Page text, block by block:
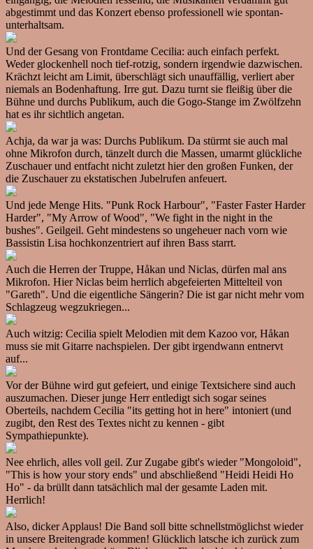
abgestimmt und das Konzert ebenso professionell wie spontan-
unterhaltsam.
Und der Gesang von Frontdame Cecilia: auch einfach perfekt.
Weder glockenhell noch tief-rotzig, sondern irgendwie dazwischen.
Krächzt leicht am Limit, überschlägt sich unauffällig, verliert aber
niemals an Bodenhaftung. Irre gut. Dazu turnt sie fleißig über die
Bühne und durchs Publikum, auch die Gogo-Stange im Zwölfzehn
hat es ihr sichtlich angetan.
Achja, da war ja was: Durchs Publikum. Da stürmt sie auch mal
ohne Mikrofon durch, tänzelt durch die Massen, umarmt glückliche
Zuschauer und entfacht nicht zuletzt hier den großen Funken, der
die Zuschauer zu ekstatischen Jubelrufen anfeuert.
Und jede Menge Hits. "Punk Rock Harbour", "Faster Faster Harder
Harder", "My Arrow of Wood", "We fight in the night in the
bushes". Geilgeil. Geht mindestens so ungeheuer nach vorn wie
Bassistin Lisa hochkonzentriert auf ihren Bass starrt.
Auch die Herren der Truppe, Håkan und Niclas, dürfen mal ans
Mikrofon. Hier Niclas beim herrlich abgefeierten Mittelteil von
"Gareth". Und die eigentliche Sängerin? Die ist gar nicht mehr vom
Schlagzeug wegzukriegen...
Auch witzig: Cecilia spielt Melodien mit dem Kazoo vor, Håkan
muss sie mit Gitarre nachspielen. Der gibt irgendwann entnervt
auf...
Vor der Bühne wird gut gefeiert, und einige Textsichere sind auch
auszumachen. Dieser junge Herr entledigt sich sogar seines
Oberteils, nachdem Cecilia "its getting hot in here" intoniert (und
zugibt, den Rest des Textes nicht zu kennen - gibt
Sympathiepunkte).
Nee ehrlich, alles voll geil. Zur Zugabe gibt's wieder "Mongoloid",
"This is how your story ends" und abschließend "Heidi Heidi Ho
Ho" - da brüllt dann tatsächlich mal der gesamte Laden mit.
Herrlich!
Also, dicker Applaus! Die Band soll bitte schnellstmöglichst wieder
in unsere Breitengrade kommen! Glücklich latsche ich zurück zum